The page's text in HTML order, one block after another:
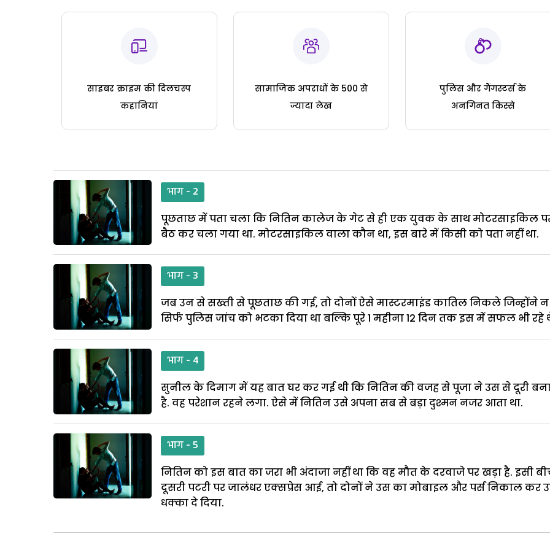
साइबर क्राइम की दिलचस्प
कहानियां
सामाजिक अपराधों के 500 से
ज्यादा लेख
पुलिस और गैंगस्टर्स के
अनगिनत किस्से
भाग - 2
पूछताछ में पता चला कि नितिन कालेज के गेट से ही एक युवक के साथ मोटरसाइकिल
बैठ कर चला गया था. मोटरसाइकिल वाला कौन था, इस बारे में किसी को पता नहीं था.
भाग - 3
जब उन से सख्ती से पूछताछ की गई, तो दोनों ऐसे मास्टरमाइंड कातिल निकले जिन्होंने न
सिर्फ पुलिस जांच को भटका दिया था बल्कि पूरे 1 महीना 12 दिन तक इस में सफल भी रहे
भाग - 4
सुनील के दिमाग में यह बात घर कर गई थी कि नितिन की वजह से पूजा ने उस से दूरी
है. वह परेशान रहने लगा. ऐसे में नितिन उसे अपना सब से बड़ा दुश्मन नजर आता था.
भाग - 5
नितिन को इस बात का जरा भी अंदाजा नहीं था कि वह मौत के दरवाजे पर खड़ा है. इसी
दूसरी पटरी पर जालंधर एक्सप्रेस आई, तो दोनों ने उस का मोबाइल और पर्स निकाल कर
धक्का दे दिया.